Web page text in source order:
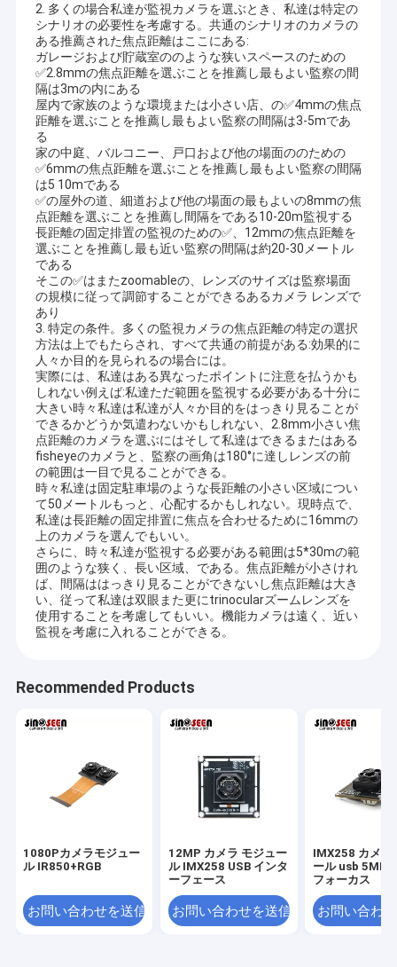
すべての場合
見積依頼
OEMのカメラ モジュール
USBのカメラ モジュール
MIPIのカメラ モジュール
DVPのカメラ モジュール
全体的なシャッター カメラ モジュール
夜間視界のカメラ モジュール
内視鏡のカメラ モジュール
二重レンズのカメラ モジュール
顔認識のカメラ モジュール
ラップトップのウェブ画像 モジュール
1MPカメラ モジュール
2MPカメラ モジュール
5MPカメラ モジュール
13MPカメラ モジュール
カメラモジュールレンズ
ラズベリーPIのカメラ モジュール
2. 多くの場合私達が監視カメラを選ぶとき、私達は特定の
シナリオの必要性を考慮する。共通のシナリオのカメラの
ある推薦された焦点距離はここにある:
ガレージおよび貯蔵室ののような狭いスペースのための
✅2.8mmの焦点距離を選ぶことを推薦し最もよい監察の間
隔は3mの内にある
屋内で家族のような環境または小さい店、の✅4mmの焦点
距離を選ぶことを推薦し最もよい監察の間隔は3-5mであ
る
家の中庭、バルコニー、戸口および他の場面ののための
✅6mmの焦点距離を選ぶことを推薦し最もよい監察の間隔
は5 10mである
✅の屋外の道、細道および他の場面の最もよいの8mmの焦
点距離を選ぶことを推薦し間隔をである10-20m監視する
長距離の固定排置の監視のための✅、12mmの焦点距離を
選ぶことを推薦し最も近い監察の間隔は約20-30メートル
である
そこの✅はまたzoomableの、レンズのサイズは監察場面
の規模に従って調節することができるあるカメラ レンズで
あり
3. 特定の条件。多くの監視カメラの焦点距離の特定の選択
方法は上でもたらされ、すべて共通の前提がある:効果的に
人々か目的を見られるの場合には。
実際には、私達はある異なったポイントに注意を払うかも
しれない例えば:私達ただ範囲を監視する必要がある十分に
大きい時々私達は私達が人々か目的をはっきり見ることが
できるかどうか気遣わないかもしれない、2.8mm小さい焦
点距離のカメラを選ぶにはそして私達はできるまたはある
fisheyeのカメラと、監察の画角は180°に達しレンズの前
の範囲は一目で見ることができる。
時々私達は固定駐車場のような長距離の小さい区域につい
て50メートルもっと、心配するかもしれない。現時点で、
私達は長距離の固定排置に焦点を合わせるために16mmの
上のカメラを選んでもいい。
さらに、時々私達が監視する必要がある範囲は5*30mの範
囲のような狭く、長い区域、である。焦点距離が小さけれ
ば、間隔ははっきり見ることができないし焦点距離は大き
い、従って私達は双眼また更にtrinocularズームレンズを
使用することを考慮してもいい。機能カメラは遠く、近い
監視を考慮に入れることができる。
Recommended Products
1080Pカメラモジュー
ル IR850+RGB
お問い合わせを送信
12MP カメラ モジュー
ル IMX258 USB インタ
ーフェース
お問い合わせを送信
IMX258 カメラ
ール usb 5MP
フォーカス
お問い合わ